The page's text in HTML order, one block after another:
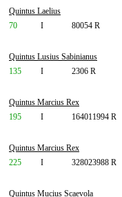
Quintus Laelius
70
I 80054 R
Quintus Lusius Sabinianus
135
I 2306 R
Quintus Marcius Rex
195
I 164011994 R
Quintus Marcius Rex
225
I 328023988 R
Quintus Mucius Scaevola